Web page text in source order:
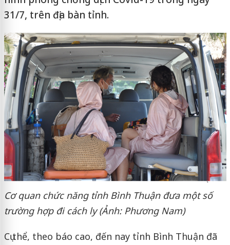
31/7, trên địa bàn tỉnh.
Cơ quan chức năng tỉnh Bình Thuận đưa một số
trường hợp đi cách ly (Ảnh: Phương Nam)
Cụ thể, theo báo cao, đến nay tỉnh Bình Thuận đã